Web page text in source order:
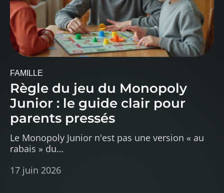
FAMILLE
Règle du jeu du Monopoly
Junior : le guide clair pour
parents pressés
Le Monopoly Junior n'est pas une version « au
rabais » du…
17 juin 2026